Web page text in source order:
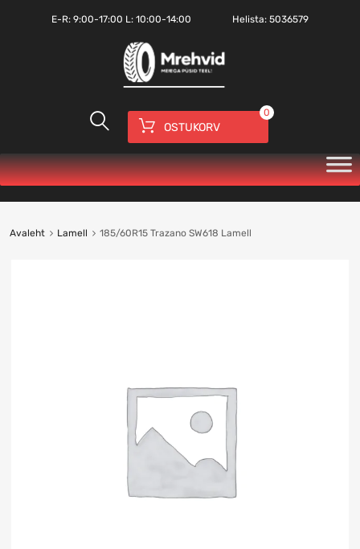
E-R: 9:00-17:00 L: 10:00-14:00 Helista:5036579
OSTUKORV
0
Avaleht Lamell 185/60R15 Trazano SW618 Lamell